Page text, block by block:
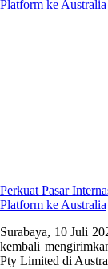
Perkuat Pasar
Platform ke Australia
Surabaya, 10 Juli
kembali
Pty Limited di